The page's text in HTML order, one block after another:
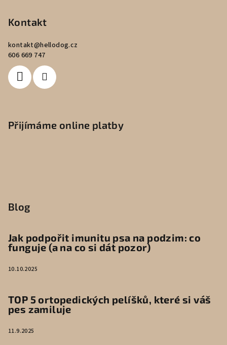
Kontakt
kontakt@hellodog.cz
606 669 747
Přijímáme online platby
Blog
Jak podpořit imunitu psa na podzim: co
funguje (a na co si dát pozor)
10.10.2025
TOP 5 ortopedických pelíšků, které si váš
pes zamiluje
11.9.2025